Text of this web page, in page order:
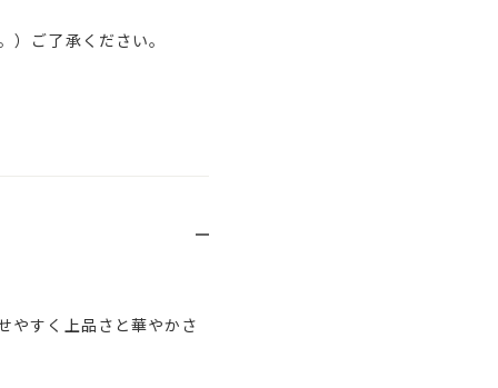
ご了承ください。
やすく上品さと華やかさ